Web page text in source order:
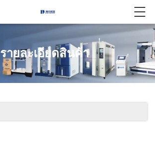
รายละเอียดสินค้า